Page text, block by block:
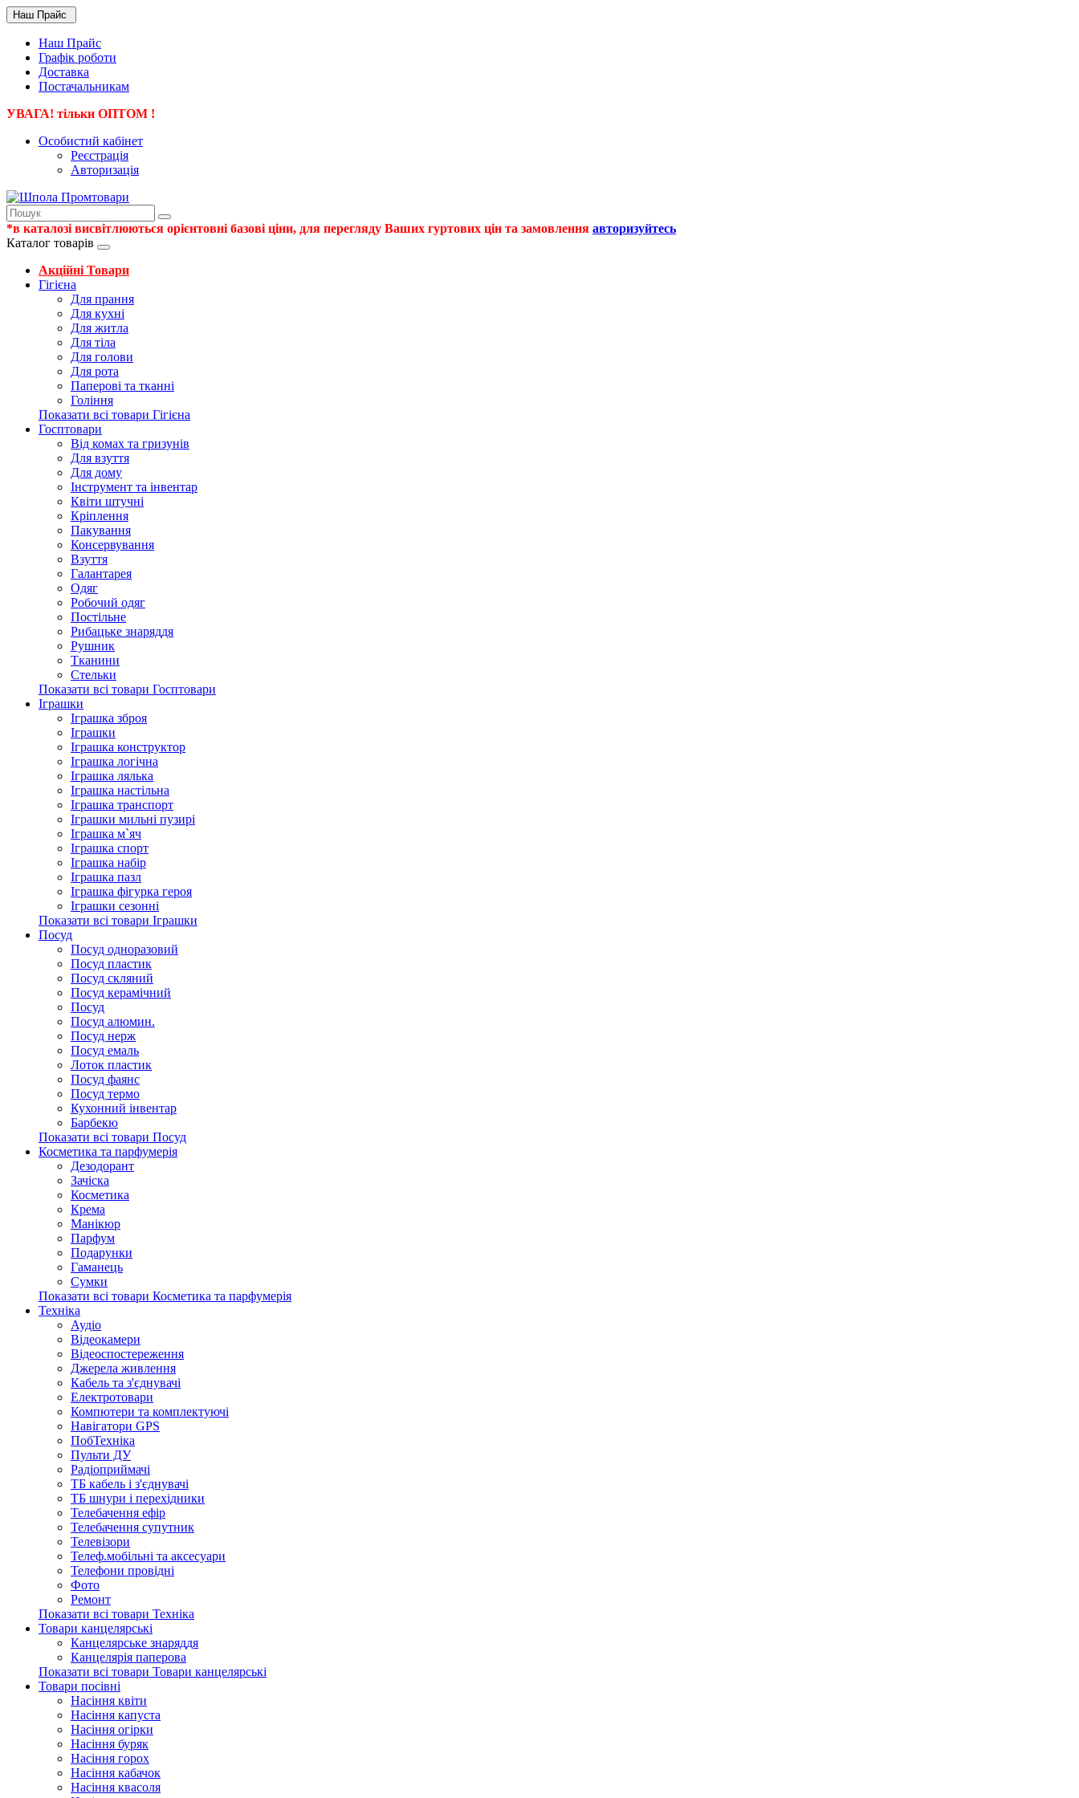
Наш Прайс
Наш Прайс
Графік роботи
Доставка
Постачальникам
УВАГА! тільки ОПТОМ !
Особистий кабінет
Реєстрація
Авторизація
*в каталозі висвітлюються орієнтовні базові ціни, для перегляду Ваших гуртових цін та замовлення авторизуйтесь
Каталог товарів
Акційні Товари
Гігієна
Для прання
Для кухні
Для житла
Для тіла
Для голови
Для рота
Паперові та тканні
Гоління
Показати всі товари Гігієна
Госптовари
Від комах та гризунів
Для взуття
Для дому
Інструмент та інвентар
Квіти штучні
Кріплення
Пакування
Консервування
Взуття
Галантарея
Одяг
Робочий одяг
Постільне
Рибацьке знаряддя
Рушник
Тканини
Стельки
Показати всі товари Госптовари
Іграшки
Іграшка зброя
Іграшки
Іграшка конструктор
Іграшка логічна
Іграшка лялька
Іграшка настільна
Іграшка транспорт
Іграшки мильні пузирі
Іграшка м`яч
Іграшка спорт
Іграшка набір
Іграшка пазл
Іграшка фігурка героя
Іграшки сезонні
Показати всі товари Іграшки
Посуд
Посуд одноразовий
Посуд пластик
Посуд скляний
Посуд керамічний
Посуд
Посуд алюмин.
Посуд нерж
Посуд емаль
Лоток пластик
Посуд фаянс
Посуд термо
Кухонний інвентар
Барбекю
Показати всі товари Посуд
Косметика та парфумерія
Дезодорант
Зачіска
Косметика
Крема
Манікюр
Парфум
Подарунки
Гаманець
Сумки
Показати всі товари Косметика та парфумерія
Техніка
Аудіо
Відеокамери
Відеоспостереження
Джерела живлення
Кабель та з'єднувачі
Електротовари
Компютери та комплектуючі
Навігатори GPS
ПобТехніка
Пульти ДУ
Радіоприймачі
ТБ кабель і з'єднувачі
ТБ шнури і перехідники
Телебачення ефір
Телебачення супутник
Телевізори
Телеф.мобільні та аксесуари
Телефони провідні
Фото
Ремонт
Показати всі товари Техніка
Товари канцелярські
Канцелярське знаряддя
Канцелярія паперова
Показати всі товари Товари канцелярські
Товари посівні
Насіння квіти
Насіння капуста
Насіння огірки
Насіння буряк
Насіння горох
Насіння кабачок
Насіння квасоля